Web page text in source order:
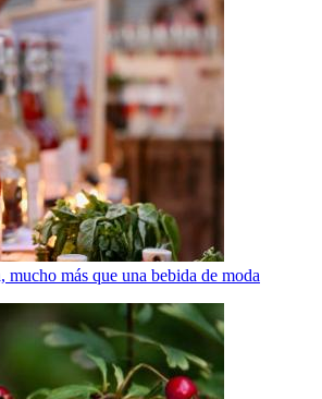
mucho más que una bebida de moda